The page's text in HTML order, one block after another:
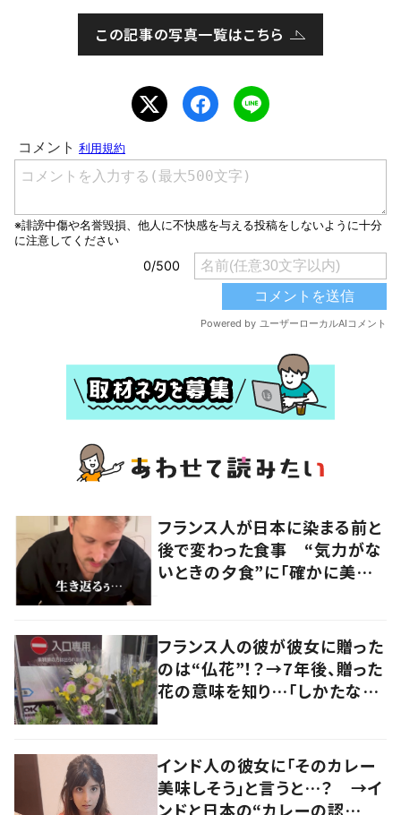
この記事の写真一覧はこちら
フランス人が日本に染まる前と
後で変わった食事 “気力がな
いときの夕食”に「確かに美味
フランス人の彼が彼女に贈った
のは“仏花”！？→7年後、贈った
花の意味を知り…「しかたな
インド人の彼女に「そのカレー
美味しそう」と言うと…？ →イ
ンドと日本の“カレーの認